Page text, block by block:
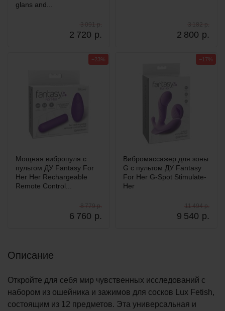
glans and...
2 720 р.
3 091 р.
2 800 р.
3 182 р.
Мощная вибропуля с
пультом ДУ Fantasy For
Her Her Rechargeable
Remote Control...
6 760 р.
8 779 р.
−23%
Вибромассажер для зоны
G с пультом ДУ Fantasy
For Her G-Spot Stimulate-
Her
9 540 р.
11 494 р.
−17%
Описание
Откройте для себя мир чувственных исследований с
набором из ошейника и зажимов для сосков Lux Fetish,
состоящим из 12 предметов. Эта универсальная и